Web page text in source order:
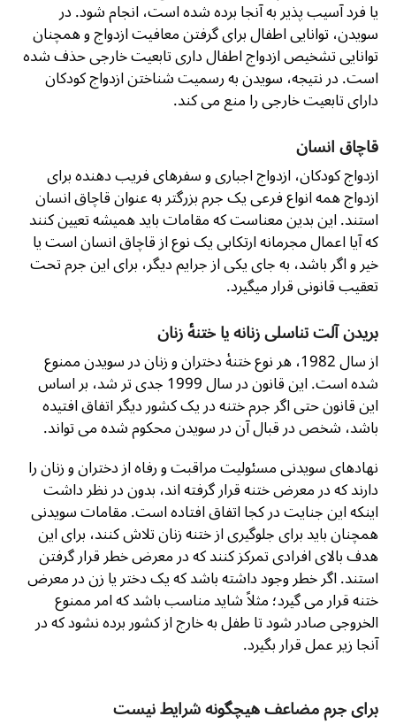
یا فرد آسیب پذیر به آنجا برده شده است، انجام شود. در
سویدن، توانایی اطفال برای گرفتن معافیت ازدواج و همچنان
توانایی تشخیص ازدواج اطفال داری تابعیت خارجی حذف شده
است. در نتیجه، سویدن به رسمیت شناختن ازدواج کودکان
دارای تابعیت خارجی را منع می کند.
قاچاق انسان
ازدواج کودکان، ازدواج اجباری و سفرهای فریب دهنده برای
ازدواج همه انواع فرعی یک جرم بزرگتر به عنوان قاچاق انسان
استند. این بدین معناست که مقامات باید همیشه تعیین کنند
که آیا اعمال مجرمانه ارتکابی یک نوع از قاچاق انسان است یا
خیر و اگر باشد، به جای یکی از جرایم دیگر، برای این جرم تحت
تعقیب قانونی قرار میگیرد.
بریدن آلت تناسلی زنانه یا ختنۀ زنان
از سال 1982، هر نوع ختنۀ دختران و زنان در سویدن ممنوع
شده است. این قانون در سال 1999 جدی تر شد، بر اساس
این قانون حتی اگر جرم ختنه در یک کشور دیگر اتفاق افتیده
باشد، شخص در قبال آن در سویدن محکوم شده می تواند.
نهادهای سویدنی مسئولیت مراقبت و رفاه از دختران و زنان را
دارند که در معرض ختنه قرار گرفته اند، بدون در نظر داشت
اینکه این جنایت در کجا اتفاق افتاده است. مقامات سویدنی
همچنان باید برای جلوگیری از ختنه زنان تلاش کنند، برای این
هدف بالای افرادی تمرکز کنند که در معرض خطر قرار گرفتن
استند. اگر خطر وجود داشته باشد که یک دختر یا زن در معرض
ختنه قرار می گیرد؛ مثلاً شاید مناسب باشد که امر ممنوع
الخروجی صادر شود تا طفل به خارج از کشور برده نشود که در
آنجا زیر عمل قرار بگیرد.
برای جرم مضاعف هیچگونه شرایط نیست